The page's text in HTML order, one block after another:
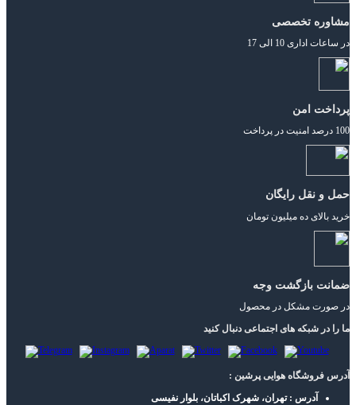
مشاوره تخصصی
در ساعات اداری 10 الی 17
پرداخت امن
100 درصد امنیت در پرداخت
حمل و نقل رایگان
خرید بالای ده میلیون تومان
ضمانت بازگشت وجه
در صورت مشکل در محصول
ما را در شبکه های اجتماعی دنبال کنید
آدرس فروشگاه هوایی پرشین :
آدرس : تهران، شهرک اکباتان، بلوار نفیسی